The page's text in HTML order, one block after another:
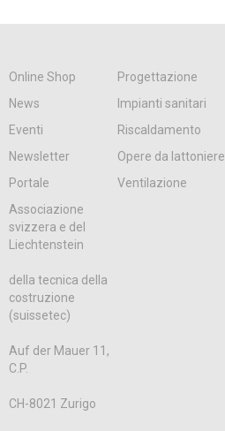
Online Shop
Progettazione
News
Impianti sanitari
Eventi
Riscaldamento
Newsletter
Opere da lattoniere
Portale
Ventilazione
Associazione
svizzera e del
Liechtenstein
della tecnica della
costruzione
(suissetec)
Auf der Mauer 11,
C.P.
CH-8021 Zurigo